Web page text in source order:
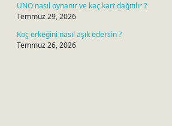
UNO nasıl oynanır ve kaç kart dağıtılır ?
Temmuz 29, 2026
Koç erkeğini nasıl aşık edersin ?
Temmuz 26, 2026